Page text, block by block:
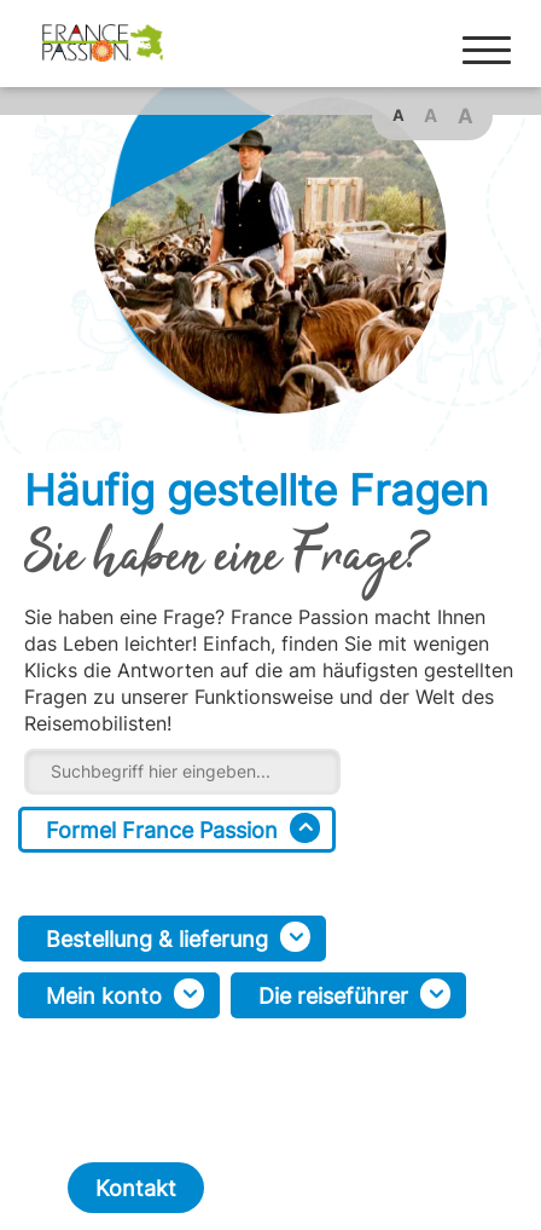
A A A
Häufig gestellte Fragen
Sie haben eine Frage?
Sie haben eine Frage? France Passion macht Ihnen
das Leben leichter! Einfach, finden Sie mit wenigen
Klicks die Antworten auf die am häufigsten gestellten
Fragen zu unserer Funktionsweise und der Welt des
Reisemobilisten!
Formel France Passion
Bestellung & lieferung
Mein konto Die reiseführer
Kontakt